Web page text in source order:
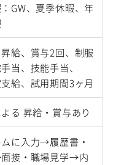
GW、夏季休暇、年
給、賞与2回、制服
当、技能手当、
給、試用期間3ヶ月
る 昇給・賞与あり
に入力→履歴書・
接・職場見学→内